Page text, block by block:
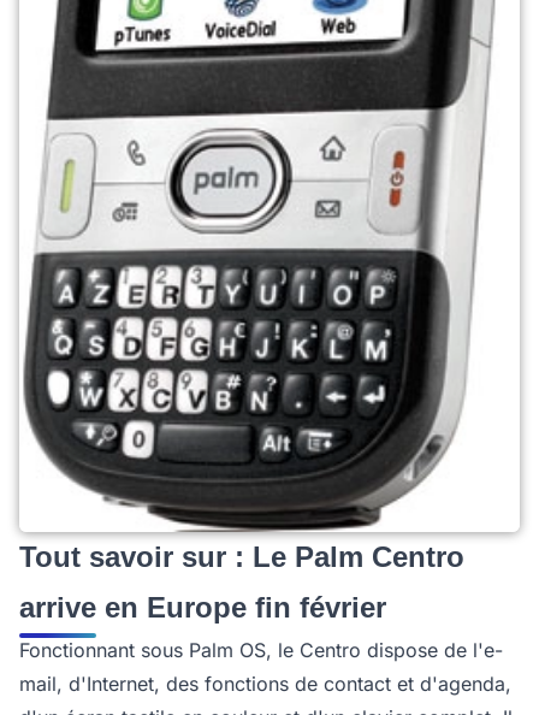
Tout savoir sur : Le Palm Centro
arrive en Europe fin février
Fonctionnant sous Palm OS, le Centro dispose de l'e-
mail, d'Internet, des fonctions de contact et d'agenda,